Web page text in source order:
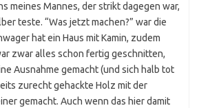
meines Mannes, der strikt dagegen war,
teste. “Was jetzt machen?” war die
hat ein Haus mit Kamin, zudem
zwar alles schon fertig geschnitten,
Ausnahme gemacht (und sich halb tot
zurecht gehackte Holz mit der
gemacht. Auch wenn das hier damit